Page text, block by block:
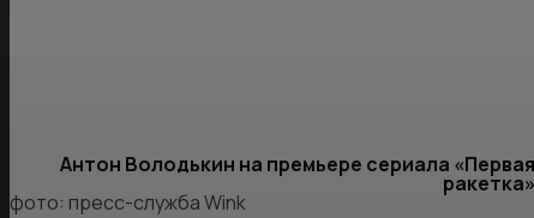
Антон Володькин на премьере сериала «Первая
ракетка»
фото: пресс-служба Wink